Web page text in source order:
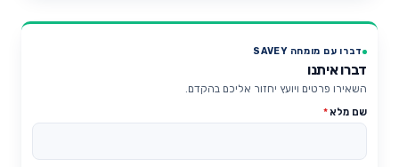
דברו עם מומחה SAVEY
דברו איתנו
השאירו פרטים ויועץ יחזור אליכם בהקדם.
שם מלא*